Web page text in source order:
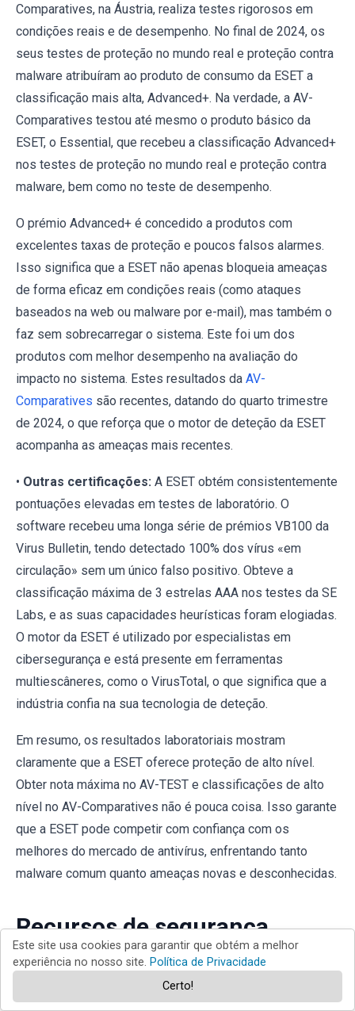
Comparatives, na Áustria, realiza testes rigorosos em
condições reais e de desempenho. No final de 2024, os
seus testes de proteção no mundo real e proteção contra
malware atribuíram ao produto de consumo da ESET a
classificação mais alta, Advanced+. Na verdade, a AV-
Comparatives testou até mesmo o produto básico da
ESET, o Essential, que recebeu a classificação Advanced+
nos testes de proteção no mundo real e proteção contra
malware, bem como no teste de desempenho.
O prémio Advanced+ é concedido a produtos com
excelentes taxas de proteção e poucos falsos alarmes.
Isso significa que a ESET não apenas bloqueia ameaças
de forma eficaz em condições reais (como ataques
baseados na web ou malware por e-mail), mas também o
faz sem sobrecarregar o sistema. Este foi um dos
produtos com melhor desempenho na avaliação do
impacto no sistema. Estes resultados da AV-
Comparatives são recentes, datando do quarto trimestre
de 2024, o que reforça que o motor de deteção da ESET
acompanha as ameaças mais recentes.
• Outras certificações: A ESET obtém consistentemente
pontuações elevadas em testes de laboratório. O
software recebeu uma longa série de prémios VB100 da
Virus Bulletin, tendo detectado 100% dos vírus «em
circulação» sem um único falso positivo. Obteve a
classificação máxima de 3 estrelas AAA nos testes da SE
Labs, e as suas capacidades heurísticas foram elogiadas.
O motor da ESET é utilizado por especialistas em
cibersegurança e está presente em ferramentas
multiescâneres, como o VirusTotal, o que significa que a
indústria confia na sua tecnologia de deteção.
Em resumo, os resultados laboratoriais mostram
claramente que a ESET oferece proteção de alto nível.
Obter nota máxima no AV-TEST e classificações de alto
nível no AV-Comparatives não é pouca coisa. Isso garante
que a ESET pode competir com confiança com os
melhores do mercado de antivírus, enfrentando tanto
malware comum quanto ameaças novas e desconhecidas.
Recursos de segurança
No que diz respeito à deteção de malware, a ESET não é
Este site usa cookies para garantir que obtém a melhor
experiência no nosso site. Política de Privacidade
Certo!